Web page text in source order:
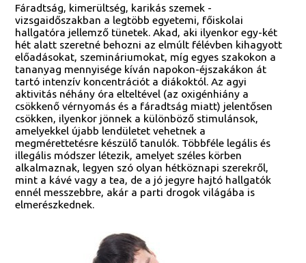
Fáradtság, kimerültség, karikás szemek -
vizsgaidőszakban a legtöbb egyetemi, főiskolai
hallgatóra jellemző tünetek. Akad, aki ilyenkor egy-két
hét alatt szeretné behozni az elmúlt félévben kihagyott
előadásokat, szemináriumokat, míg egyes szakokon a
tananyag mennyisége kíván napokon-éjszakákon át
tartó intenzív koncentrációt a diákoktól. Az agyi
aktivitás néhány óra elteltével (az oxigénhiány a
csökkenő vérnyomás és a fáradtság miatt) jelentősen
csökken, ilyenkor jönnek a különböző stimulánsok,
amelyekkel újabb lendületet vehetnek a
megmérettetésre készülő tanulók. Többféle legális és
illegális módszer létezik, amelyet széles körben
alkalmaznak, legyen szó olyan hétköznapi szerekről,
mint a kávé vagy a tea, de a jó jegyre hajtó hallgatók
ennél messzebbre, akár a parti drogok világába is
elmerészkednek.